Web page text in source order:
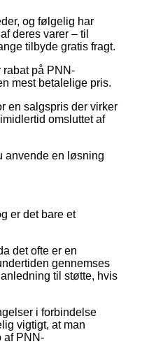
og følgelig har
deres varer – til
tilbyde gratis fragt.
rabat på PNN-
mest betalelige pris.
en salgspris der virker
omsluttet af
anvende en løsning
er det bare et
det ofte er en
gennemses
til støtte, hvis
i forbindelse
vigtigt, at man
af PNN-